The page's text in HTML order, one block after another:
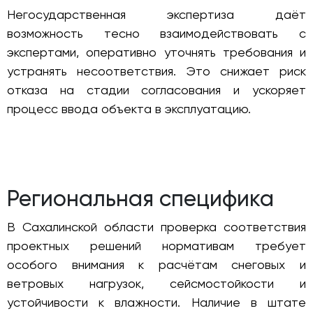
Негосударственная экспертиза даёт
возможность тесно взаимодействовать с
экспертами, оперативно уточнять требования и
устранять несоответствия. Это снижает риск
отказа на стадии согласования и ускоряет
процесс ввода объекта в эксплуатацию.
Региональная специфика
В Сахалинской области проверка соответствия
проектных решений нормативам требует
особого внимания к расчётам снеговых и
ветровых нагрузок, сейсмостойкости и
устойчивости к влажности. Наличие в штате